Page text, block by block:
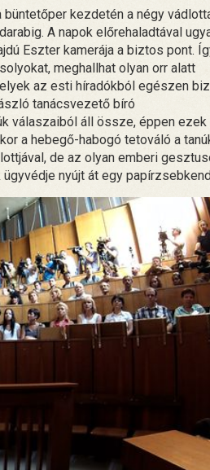
kezdetén a négy
A napok előrehaladtával
Eszter kamerája a biztos pont.
meghallhat olyan orr alatt
az esti híradókból egészen
tanácsvezető bíró
válaszaiból áll össze, éppen ezek
a hebegő-habogó tetováló a
de az olyan emberi
nyújt át egy